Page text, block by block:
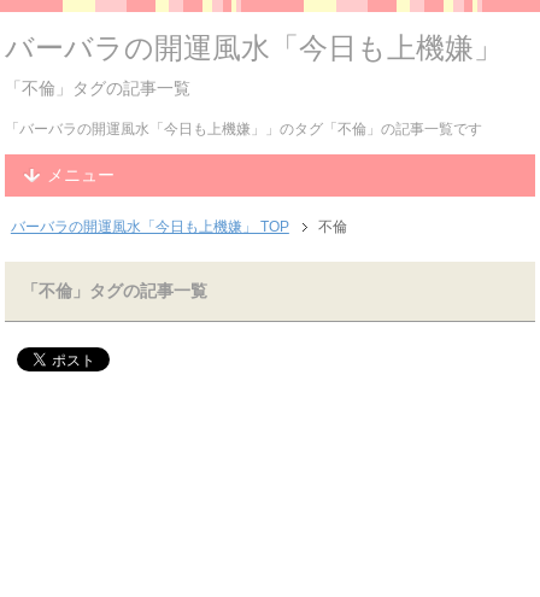
バーバラの開運風水「今日も上機嫌」
「不倫」タグの記事一覧
「バーバラの開運風水「今日も上機嫌」」のタグ「不倫」の記事一覧です
メニュー
バーバラの開運風水「今日も上機嫌」 TOP 不倫
「不倫」タグの記事一覧